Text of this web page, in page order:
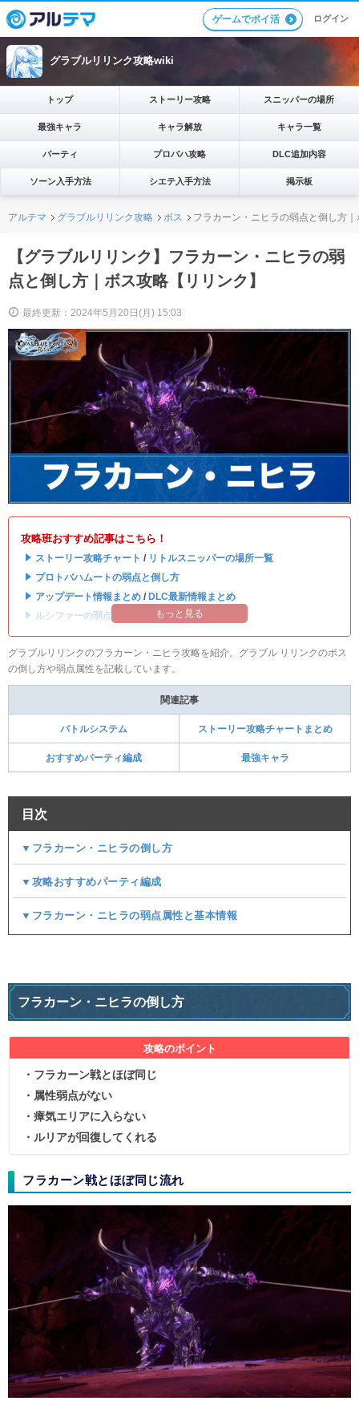
ゲームでポイ活 ログイン
グラブルリリンク攻略wiki
トップ ストーリー攻略 スニッパーの場所
最強キャラ キャラ解放 キャラ一覧
パーティ プロバハ攻略 DLC追加内容
ソーン入手方法 シエテ入手方法 掲示板
アルテマ グラブルリリンク攻略 ボス フラカーン・ニヒラの弱点と倒し方
【グラブルリリンク】フラカーン・ニヒラの弱
点と倒し方｜ボス攻略【リリンク】
最終更新：2024年5月20日(月) 15:03
攻略班おすすめ記事はこちら！
・ ストーリー攻略チャート / リトルスニッパーの場所一覧
・ プロトバハムートの弱点と倒し方
・ アップデート情報まとめ / DLC最新情報まとめ
・ ルシファーの弱点と攻略はこちらもっと見る
グラブルリリンクのフラカーン・ニヒラ攻略を紹介。グラブル リリンクのボス
の倒し方や弱点属性を記載しています。
関連記事
バトルシステム ストーリー攻略チャートまとめ
おすすめパーティ編成 最強キャラ
目次
▼フラカーン・ニヒラの倒し方
▼攻略おすすめパーティ編成
▼フラカーン・ニヒラの弱点属性と基本情報
フラカーン・ニヒラの倒し方
攻略のポイント
・フラカーン戦とほぼ同じ
・属性弱点がない
・瘴気エリアに入らない
・ルリアが回復してくれる
フラカーン戦とほぼ同じ流れ